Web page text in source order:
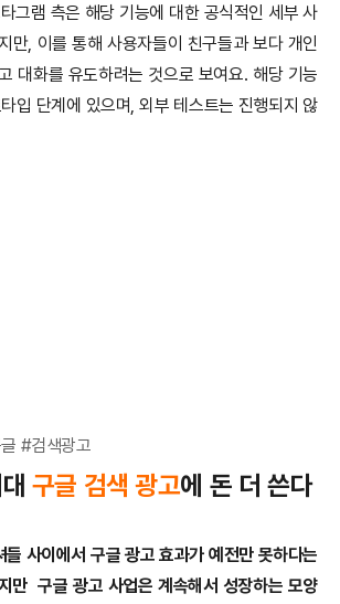
그램 측은 해당 기능에 대한 공식적인 세부 사
만, 이를 통해 사용자들이 친구들과 보다 개인
대화를 유도하려는 것으로 보여요. 해당 기능
입 단계에 있으며, 외부 테스트는 진행되지 않
#검색광고
구글 검색 광고에 돈 더 쓴다
들 사이에서 구글 광고 효과가 예전만 못하다는
만 구글 광고 사업은 계속해서 성장하는 모양